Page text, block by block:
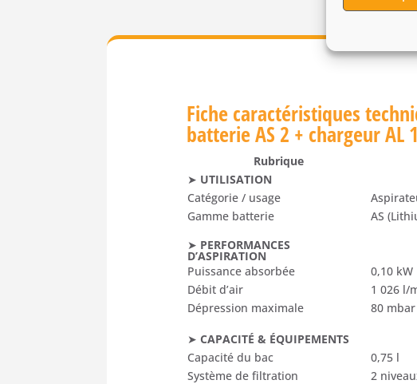
Fiche caractéristiques
batterie AS 2 + chargeur AL
Rubrique
➤ UTILISATION
Catégorie / usage
Gamme batterie
AS
➤ PERFORMANCES
D’ASPIRATION
Puissance absorbée
0,10 kW
Débit d’air
1 026 l/
Dépression maximale
80 mbar
➤CAPACITÉ & ÉQUIPEMENTS
Capacité du bac
0,75 l
Système de filtration
2